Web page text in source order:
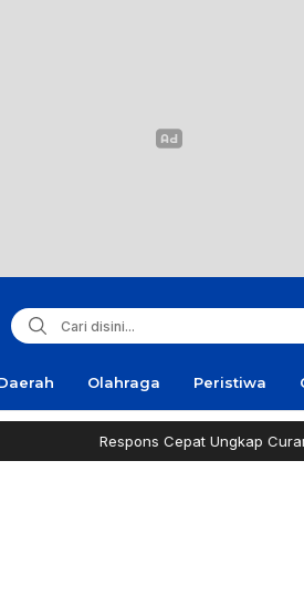
Olahraga Peristiwa
Respons Cepat Ungkap Curanmor,